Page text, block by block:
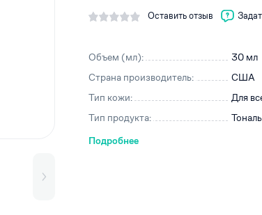
Оставить отзыв
Объем (мл):
30 мл
Страна производитель:
США
Тип кожи:
Для
Тип продукта:
Подробнее
лайнеры для бровей